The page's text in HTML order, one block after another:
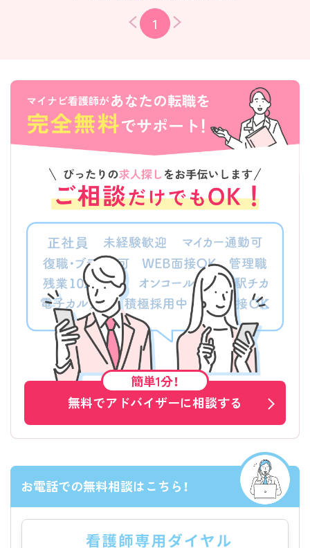
1
簡単1分！
無料でアドバイザーに相談する
お電話での無料相談はこちら！